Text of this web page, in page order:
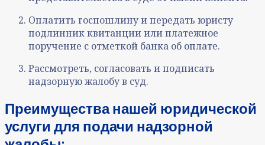
Оплатить госпошлину и передать юристу
подлинник квитанции или платежное
поручение с отметкой банка об оплате.
Рассмотреть, согласовать и подписать
надзорную жалобу в суд.
Преимущества нашей юридической
услуги для подачи надзорной